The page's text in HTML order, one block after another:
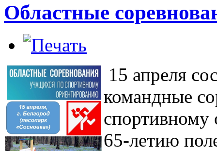
Областные
15 апреля
командные
65-летию